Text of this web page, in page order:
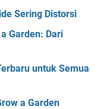
Sering Distorsi
Garden: Dari
untuk Semua
a Garden